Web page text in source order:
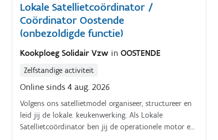
Lokale Satellietcoördinator /
Coördinator Oostende
(onbezoldigde functie)
Kookploeg Solidair Vzw in OOSTENDE
Zelfstandige activiteit
Online sinds 4 aug. 2026
Volgens ons satellietmodel organiseer, structureer en
leid jij de lokale. keukenwerking. Als Lokale
Satellietcoördinator ben jij de operationele motor en